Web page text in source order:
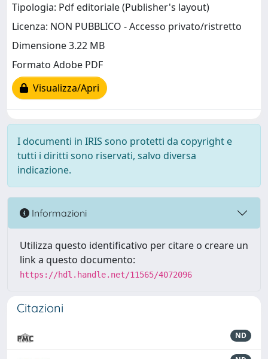
Tipologia: Pdf editoriale (Publisher's layout)
Licenza: NON PUBBLICO - Accesso privato/ristretto
Dimensione 3.22 MB
Formato Adobe PDF
Visualizza/Apri
I documenti in IRIS sono protetti da copyright e
tutti i diritti sono riservati, salvo diversa
indicazione.
Informazioni
Utilizza questo identificativo per citare o creare un
link a questo documento:
https://hdl.handle.net/11565/4072096
Citazioni
ND